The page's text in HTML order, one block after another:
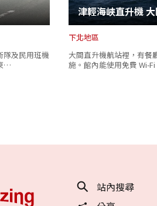
及民用班機
…
津輕海峽直升機
下北地區
大間直升機航站裡，有餐
施。館內能使用免費 Wi-
站內搜尋